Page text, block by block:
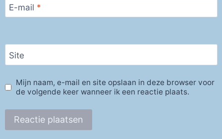
E-mail *
Site
Mijn naam, e-mail en site opslaan in deze browser voor
de volgende keer wanneer ik een reactie plaats.